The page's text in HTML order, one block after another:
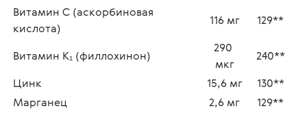
Витамин С (аскорбиновая
кислота)
116 мг 129**
Витамин K₁ (филлохинон)
290
мкг
240**
Цинк
15,6 мг
130**
Марганец
2,6 мг
129**